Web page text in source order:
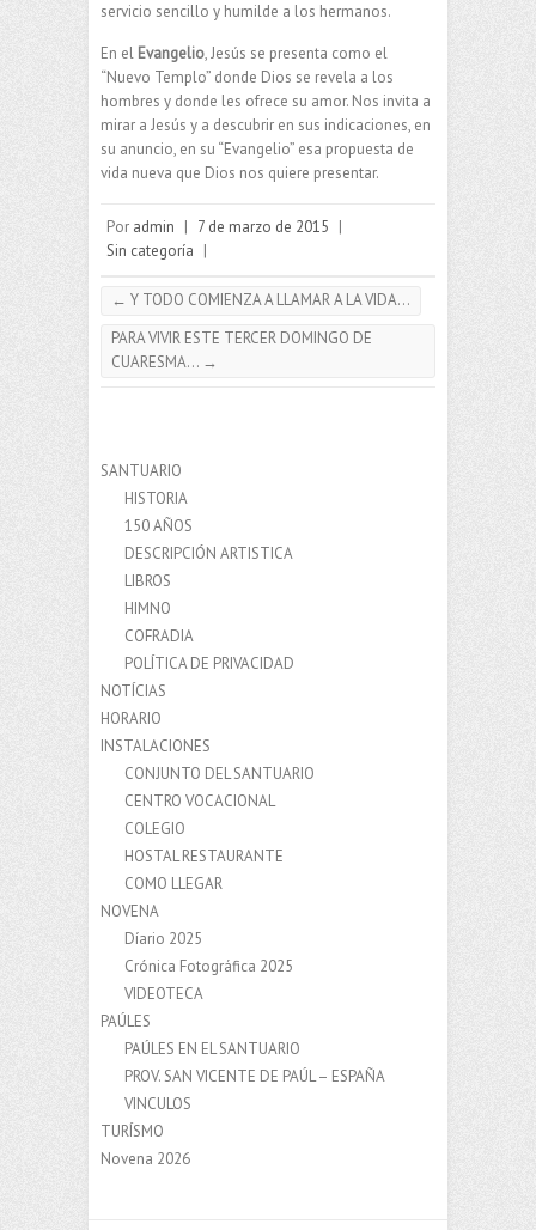
servicio sencillo y humilde a los hermanos.
En el Evangelio, Jesús se presenta como el
“Nuevo Templo” donde Dios se revela a los
hombres y donde les ofrece su amor. Nos invita a
mirar a Jesús y a descubrir en sus indicaciones, en
su anuncio, en su “Evangelio” esa propuesta de
vida nueva que Dios nos quiere presentar.
Por admin | 7 de marzo de 2015 |
Sin categoría |
← Y TODO COMIENZA A LLAMAR A LA VIDA…
PARA VIVIR ESTE TERCER DOMINGO DE
CUARESMA… →
SANTUARIO
HISTORIA
150 AÑOS
DESCRIPCIÓN ARTISTICA
LIBROS
HIMNO
COFRADIA
POLÍTICA DE PRIVACIDAD
NOTÍCIAS
HORARIO
INSTALACIONES
CONJUNTO DEL SANTUARIO
CENTRO VOCACIONAL
COLEGIO
HOSTAL RESTAURANTE
COMO LLEGAR
NOVENA
Díario 2025
Crónica Fotográfica 2025
VIDEOTECA
PAÚLES
PAÚLES EN EL SANTUARIO
PROV. SAN VICENTE DE PAÚL – ESPAÑA
VINCULOS
TURÍSMO
Novena 2026